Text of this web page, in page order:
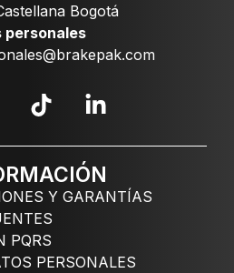
Bogotá
personales
Y GARANTÍAS
PQRS
PERSONALES